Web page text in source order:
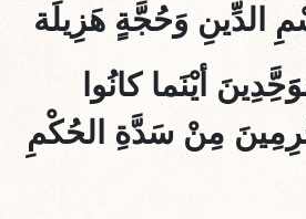
الدِّينِ وَحُجَّةٍ هَزِيلَة
أيْنَما كانُوا
مِنْ سَدَّةِ الحُكْمِ